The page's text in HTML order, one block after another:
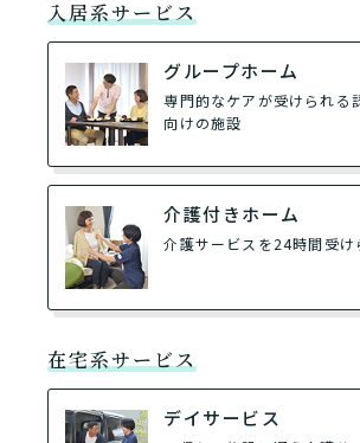
入居系サービス
グループホーム
専門的なケアが受けられる
向けの施設
介護付きホーム
介護サービスを24時間受け
在宅系サービス
デイサービス